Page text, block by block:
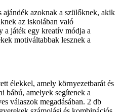
ajándék azoknak a szülőknek, akik
az iskolában való
a játék egy kreatív módja a
motiváltabbak lesznek a
élekkel, amely környezetbarát és
bábú, amelyek segítenek a
válaszok megadásában. 2 db